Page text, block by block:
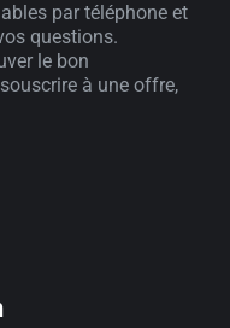
par téléphone et
questions.
le bon
à une offre,